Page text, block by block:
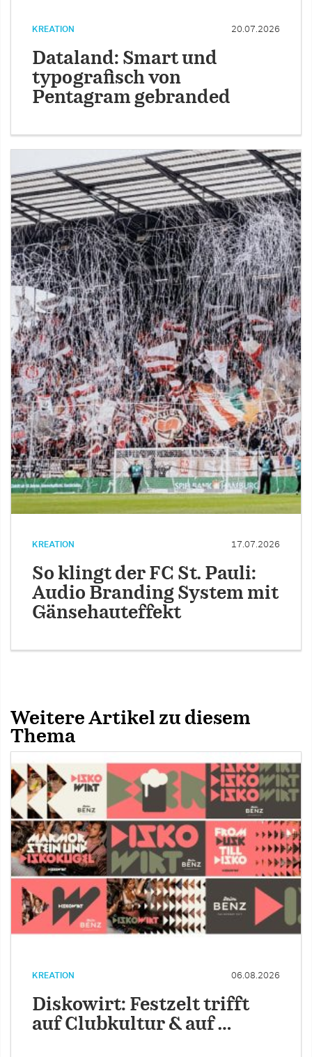
KREATION 20.07.2026
Dataland: Smart und
typografisch von
Pentagram gebranded
KREATION 17.07.2026
So klingt der FC St. Pauli:
Audio Branding System mit
Gänsehauteffekt
Weitere Artikel zu diesem
Thema
KREATION 06.08.2026
Diskowirt: Festzelt trifft
auf Clubkultur & auf …